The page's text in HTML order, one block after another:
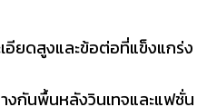
อียดสูงและข้อต่อที่แข็งแกร่ง
งกันพื้นหลังวินเทจและแฟชั่น